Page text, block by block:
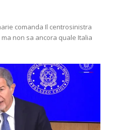
comanda Il centrosinistra
non sa ancora quale Italia